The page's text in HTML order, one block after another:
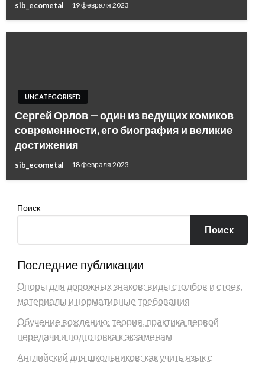
sib_ecometal 19 февраля 2023
UNCATEGORISED
Сергей Орлов — один из ведущих комиков
современности, его биография и великие
достижения
sib_ecometal 18 февраля 2023
Поиск
Поиск
Последние публикации
Опоры для дорожных знаков: виды столбов и стоек,
материалы и нормативные требования
Обучение вождению: теория, практика первой
передачи и подготовка к экзаменам
Английский для школьников: как учить язык с